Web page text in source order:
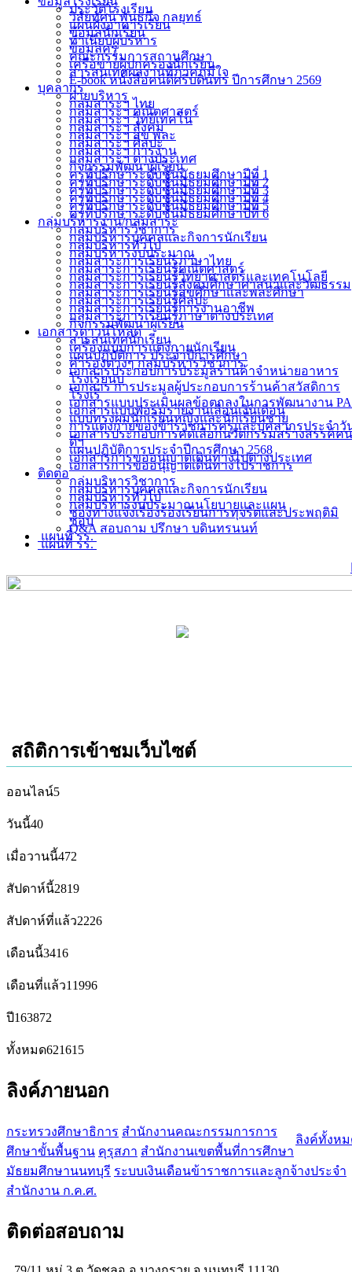
ประวัติโรงเรียน
วิสัยทัศน์ พันธกิจ กลยุทธ์
แผนผังอาคารเรียน
ข้อมูลนักเรียน
ทำเนียบผู้บริหาร
ข้อมูลครู
คณะกรรมการสถานศึกษา
เครือข่ายผู้ปกครองนักเรียน
สารสนเทศผลงานที่ภาคภูมิใจ
E-book หนังสือคนดีศรีบดินทร ปีการศึกษา 2569
บุคลากร
ฝ่ายบริหาร
กลุ่มสาระฯ ไทย
กลุ่มสาระฯ คณิตศาสตร์
กลุ่มสาระฯ วิทย์เทคโน
กลุ่มสาระฯ สังคม
กลุ่มสาระฯ สุข พละ
กลุ่มสาระฯ ศิลปะ
กลุ่มสาระฯ การงาน
กลุ่มสาระฯ ต่างประเทศ
กิจกรรมพัฒนาผู้เรียน
ครูที่ปรึกษาระดับชั้นมัธยมศึกษาปีที่ 1
ครูที่ปรึกษาระดับชั้นมัธยมศึกษาปีที่ 2
ครูที่ปรึกษาระดับชั้นมัธยมศึกษาปีที่ 3
ครูที่ปรึกษาระดับชั้นมัธยมศึกษาปีที่ 4
ครูที่ปรึกษาระดับชั้นมัธยมศึกษาปีที่ 5
ครูที่ปรึกษาระดับชั้นมัธยมศึกษาปีที่ 6
กลุ่มบริหารงาน/กลุ่มสาระ
กลุ่มบริหารวิชาการ
กลุ่มบริหารบุคคลและกิจการนักเรียน
กลุ่มบริหารทั่วไป
กลุ่มบริหารงบประมาณ
กลุ่มสาระการเรียนรู้ภาษาไทย
กลุ่มสาระการเรียนรู้คณิตศาสตร์
กลุ่มสาระการเรียนรู้วิทยาศาสตร์และเทคโนโลยี
กลุ่มสาระการเรียนรู้สังคมศึกษาศาสนาและวัฒธรรม
กลุ่มสาระการเรียนรู้สุขศึกษาและพละศึกษา
กลุ่มสาระการเรียนรู้ศิลปะ
กลุ่มสาระการเรียนรู้การงานอาชีพ
กลุ่มสาระการเรียนรู้ภาษาต่างประเทศ
กิจกรรมพัฒนาผู้เรียน
เอกสารดาวน์โหลด
สารสนเทศนักเรียน
เครื่องแบบการแต่งกายนักเรียน
แผนปฏิบัติการ ประจำปีการศึกษา
คำรองต่างๆ กลุ่มบริหารวิชาการ
เอกสารประกอบการประมูลร้านค้าจำหน่ายอาหาร
โรงเรียนบ
เอกสาร การประมูลผู้ประกอบการร้านค้าสวัสดิการ
โรงเรี
เอกสารแบบประเมินผลข้อตกลงในการพัฒนางาน PA
เอกสารแบบฟอร์มรายงานเลื่อนเงินเดือน
แบบทรงผมนักเรียนหญิงและนักเรียนชาย
การแต่งกายของข้าราชการครูและบุคลากรประจำวั
เอกสารประกอบการคัดเลือกนวัตกรรมสร้างสรรค์คน
ดีฯ
แผนปฏิบัติการประจำปีการศึกษา 2568
เอกสารการขออนุญาตเดินทางไปต่างประเทศ
เอกสารการขออนุญาตเดินทางไปราชการ
ติดต่อ
กลุ่มบริหารวิชาการ
กลุ่มบริหารบุคคลและกิจการนักเรียน
กลุ่มบริหารทั่วไป
กลุ่มบริหารงบประมาณนโยบายและแผน
ช่องทางแจ้งเรื่องร้องเรียนการทุจริตและประพฤติมิ
ชอบ
Q&A สอบถาม ปรึกษา บดินทรนนท์
แผนที่ รร.
แผนที่ รร.
สถิติการเข้าชมเว็บไซต์
ออนไลน์5
วันนี้40
เมื่อวานนี้472
สัปดาห์นี้2819
สัปดาห์ที่แล้ว2226
เดือนนี้3416
เดือนที่แล้ว11996
ปี163872
ทั้งหมด621615
ลิงค์ภายนอก
ลิงค์ทั้งห
กระทรวงศึกษาธิการ สำนักงานคณะกรรมการการ
ศึกษาขั้นพื้นฐาน คุรุสภา สำนักงานเขตพื้นที่การศึกษา
มัธยมศึกษานนทบุรี ระบบเงินเดือนข้าราชการและลูกจ้างประจำ
สำนักงาน ก.ค.ศ.
ติดต่อสอบถาม